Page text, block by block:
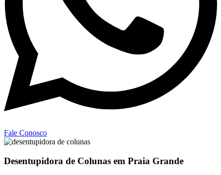
Fale Conosco
Desentupidora de Colunas em Praia Grande